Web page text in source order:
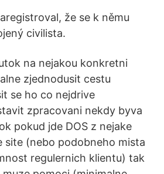
že se k němu
civilista.
na nejakou konkretni
zjednodusit cestu
se ho co nejdrive
zpracovani nekdy byva
pokud jde DOS z nejake
site (nebo podobneho mista
regulernich klientu) tak